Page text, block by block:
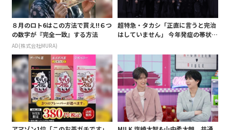
８月のロト6はこの方法で買え!!６つ
の数字が『完全一致』する方法
AD(株式会社MURA)
超特急・タカシ「正直に言うと完治
はしていません」 今年発症の帯状疱
白 後遺症も語る